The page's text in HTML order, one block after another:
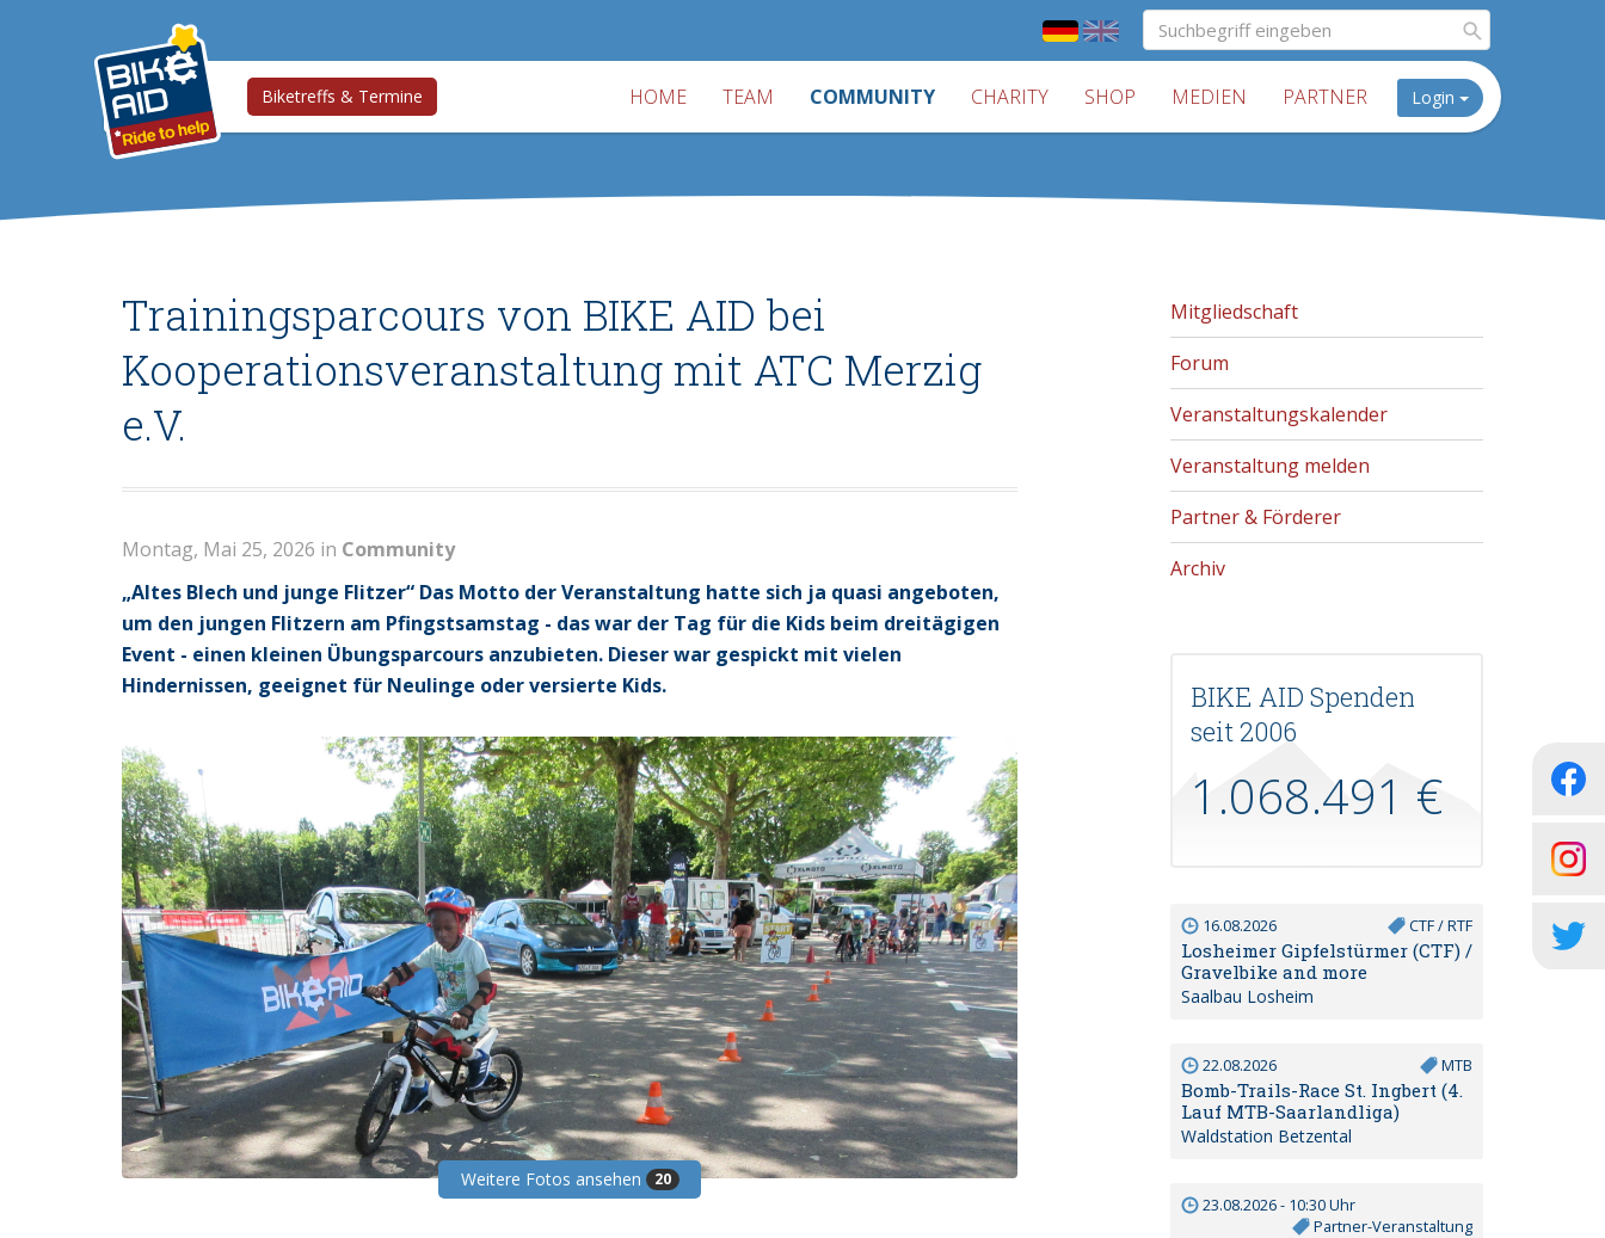
Biketreffs & Termine HOME TEAM COMMUNITY CHARITY SHOP MEDIEN PARTNER Login
Trainingsparcours von BIKE AID bei
Kooperationsveranstaltung mit ATC Merzig
e.V.
Montag, Mai 25, 2026 in Community
„Altes Blech und junge Flitzer“ Das Motto der Veranstaltung hatte sich ja quasi angeboten,
um den jungen Flitzern am Pfingstsamstag - das war der Tag für die Kids beim dreitägigen
Event - einen kleinen Übungsparcours anzubieten. Dieser war gespickt mit vielen
Hindernissen, geeignet für Neulinge oder versierte Kids.
Weitere Fotos ansehen 20
Mitgliedschaft
Forum
Veranstaltungskalender
Veranstaltung melden
Partner & Förderer
Archiv
BIKE AID Spenden
seit 2006
1.068.491 €
16.08.2026 CTF / RTF
Losheimer Gipfelstürmer (CTF) /
Gravelbike and more
Saalbau Losheim
22.08.2026 MTB
Bomb-Trails-Race St. Ingbert (4.
Lauf MTB-Saarlandliga)
Waldstation Betzental
23.08.2026 - 10:30 Uhr
Partner-Veranstaltung